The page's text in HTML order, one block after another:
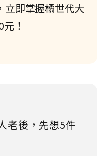
立即掌握橘世代大
！
老後，先想5件